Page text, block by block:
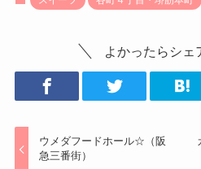
よかったらシェ
ウメダフードホール☆（阪
急三番街）